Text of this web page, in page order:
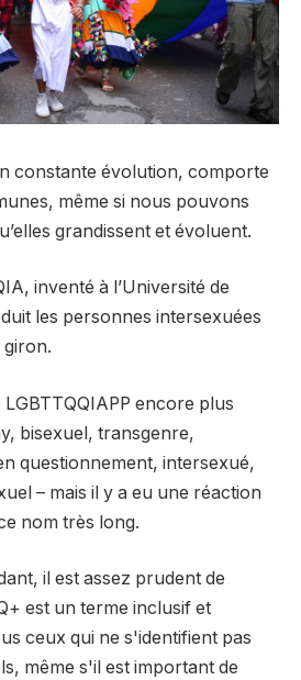
constante évolution, comporte
même si nous pouvons
grandissent et évoluent.
inventé à l’Université de
les personnes intersexuées
giron.
encore plus
bisexuel, transgenre,
questionnement, intersexué,
– mais il y a eu une réaction
nom très long.
il est assez prudent de
est un terme inclusif et
ceux qui ne s'identifient pas
même s'il est important de